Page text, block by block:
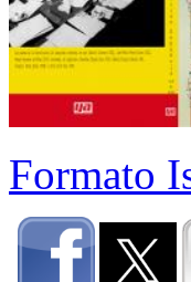
Formato